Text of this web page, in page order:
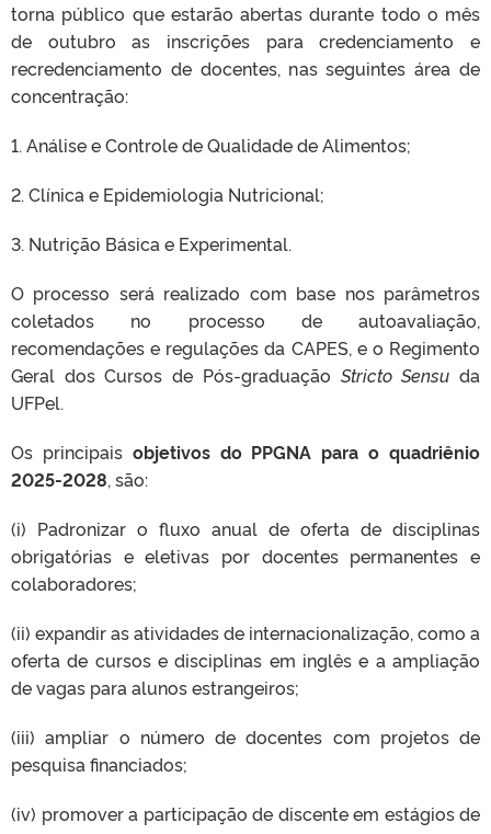
torna público que estarão abertas durante todo o mês
de outubro as inscrições para credenciamento e
recredenciamento de docentes, nas seguintes área de
concentração:
1. Análise e Controle de Qualidade de Alimentos;
2. Clínica e Epidemiologia Nutricional;
3. Nutrição Básica e Experimental.
O processo será realizado com base nos parâmetros
coletados no processo de autoavaliação,
recomendações e regulações da CAPES, e o Regimento
Geral dos Cursos de Pós-graduação Stricto Sensu da
UFPel.
Os principais objetivos do PPGNA para o quadriênio
2025-2028, são:
(i) Padronizar o fluxo anual de oferta de disciplinas
obrigatórias e eletivas por docentes permanentes e
colaboradores;
(ii) expandir as atividades de internacionalização, como a
oferta de cursos e disciplinas em inglês e a ampliação
de vagas para alunos estrangeiros;
(iii) ampliar o número de docentes com projetos de
pesquisa financiados;
(iv) promover a participação de discente em estágios de